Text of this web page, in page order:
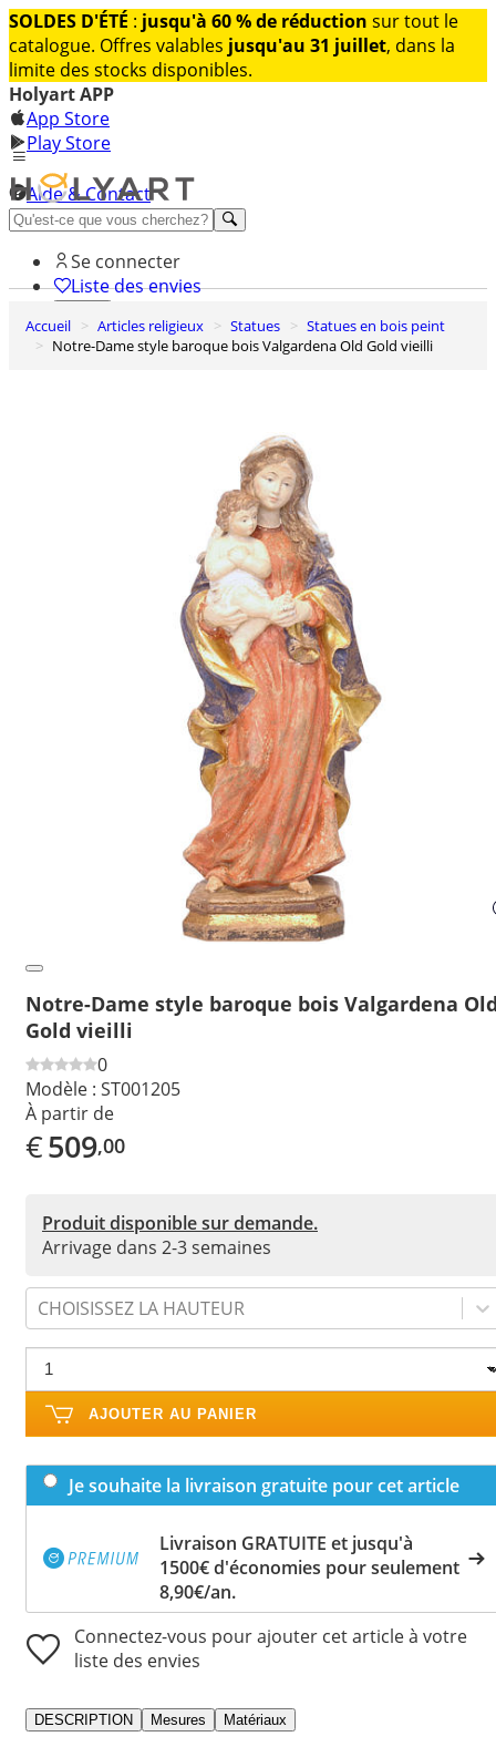
SOLDES D'ÉTÉ : jusqu'à 60 % de réduction sur tout le
catalogue. Offres valables jusqu'au 31 juillet, dans la
limite des stocks disponibles.
Holyart APP
App Store
Play Store
Aide & Contact
Découvrez Premium
Se connecter
Liste des envies
0
Panier
Accueil Articles religieux Statues
Statues en bois peint
Notre-Dame style baroque bois Valgardena Old Gold vieilli
Notre-Dame style baroque bois Valgardena
Gold vieilli
0
Modèle : ST001205
À partir de
€509,00
Produit disponible sur demande.
Arrivage dans 2-3 semaines
CHOISISSEZ LA HAUTEUR
AJOUTER AU PANIER
Je souhaite la livraison gratuite pour cet article
Livraison GRATUITE et jusqu'à
1500€ d'économies pour seulement
8,90€/an.
Connectez-vous pour ajouter cet article à votre
liste des envies
DESCRIPTION Mesures Matériaux